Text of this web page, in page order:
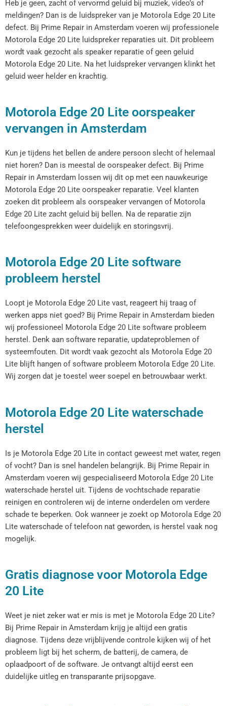
Heb je geen, zacht of vervormd geluid bij muziek, video’s of
meldingen? Dan is de luidspreker van je Motorola Edge 20 Lite
defect. Bij Prime Repair in Amsterdam voeren wij professionele
Motorola Edge 20 Lite luidspreker reparaties uit. Dit probleem
wordt vaak gezocht als speaker reparatie of geen geluid
Motorola Edge 20 Lite. Na het luidspreker vervangen klinkt het
geluid weer helder en krachtig.
Motorola Edge 20 Lite oorspeaker
vervangen in Amsterdam
Kun je tijdens het bellen de andere persoon slecht of helemaal
niet horen? Dan is meestal de oorspeaker defect. Bij Prime
Repair in Amsterdam lossen wij dit op met een nauwkeurige
Motorola Edge 20 Lite oorspeaker reparatie. Veel klanten
zoeken dit probleem als oorspeaker vervangen of Motorola
Edge 20 Lite zacht geluid bij bellen. Na de reparatie zijn
telefoongesprekken weer duidelijk en storingsvrij.
Motorola Edge 20 Lite software
probleem herstel
Loopt je Motorola Edge 20 Lite vast, reageert hij traag of
werken apps niet goed? Bij Prime Repair in Amsterdam bieden
wij professioneel Motorola Edge 20 Lite software probleem
herstel. Denk aan software reparatie, updateproblemen of
systeemfouten. Dit wordt vaak gezocht als Motorola Edge 20
Lite blijft hangen of software probleem Motorola Edge 20 Lite.
Wij zorgen dat je toestel weer soepel en betrouwbaar werkt.
Motorola Edge 20 Lite waterschade
herstel
Is je Motorola Edge 20 Lite in contact geweest met water, regen
of vocht? Dan is snel handelen belangrijk. Bij Prime Repair in
Amsterdam voeren wij gespecialiseerd Motorola Edge 20 Lite
waterschade herstel uit. Tijdens de vochtschade reparatie
reinigen en controleren wij de interne onderdelen om verdere
schade te beperken. Ook wanneer je zoekt op Motorola Edge 20
Lite waterschade of telefoon nat geworden, is herstel vaak nog
mogelijk.
Gratis diagnose voor Motorola Edge
20 Lite
Weet je niet zeker wat er mis is met je Motorola Edge 20 Lite?
Bij Prime Repair in Amsterdam krijg je altijd een gratis
diagnose. Tijdens deze vrijblijvende controle kijken wij of het
probleem ligt bij het scherm, de batterij, de camera, de
oplaadpoort of de software. Je ontvangt altijd eerst een
duidelijke uitleg en transparante prijsopgave.